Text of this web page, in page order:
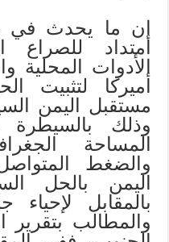
إن ما يحدث في
امتداد للصراع
الأدوات المحلية
أميركا لتثبيت
مستقبل اليمن
وذلك
المساحة
والضغط
اليمن بالحل
بالمقابل لإحياء
والمطالب بتقرير